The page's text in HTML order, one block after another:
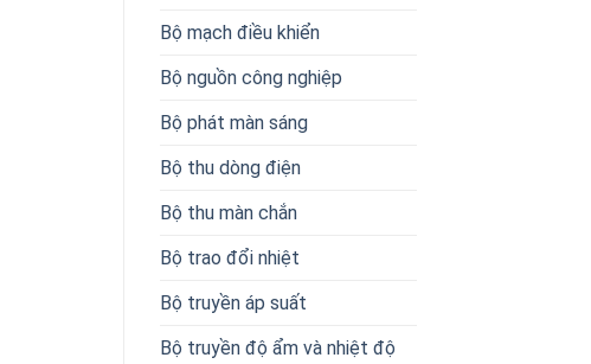
Bộ mạch điều khiển
Bộ nguồn công nghiệp
Bộ phát màn sáng
Bộ thu dòng điện
Bộ thu màn chắn
Bộ trao đổi nhiệt
Bộ truyền áp suất
Bộ truyền độ ẩm và nhiệt độ